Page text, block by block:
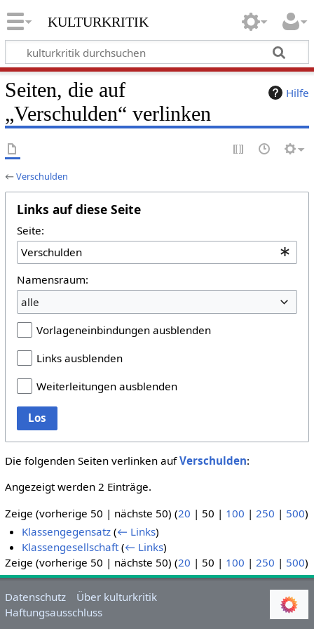
kulturkritik
Hilfe
Seiten, die auf
„Verschulden“ verlinken
←Verschulden
Links auf diese Seite
Seite:
Namensraum:
alle
Vorlageneinbindungen ausblenden
Links ausblenden
Weiterleitungen ausblenden
Los
Die folgenden Seiten verlinken aufVerschulden:
Angezeigt werden 2 Einträge.
Zeige (vorherige 50 | nächste 50) (20 | 50 | 100 | 250 | 500)
Klassengegensatz (← Links)
Klassengesellschaft (← Links)
Zeige (vorherige 50 | nächste 50) (20 | 50 | 100 | 250 | 500)
Datenschutz
Über kulturkritik
Haftungsausschluss